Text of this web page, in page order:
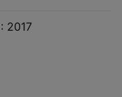
2017